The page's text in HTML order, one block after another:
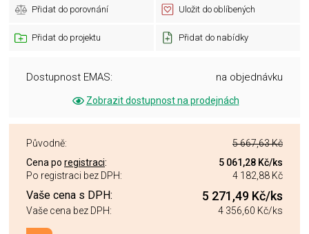
Přidat do porovnání Uložit do oblíbených
Přidat do projektu Přidat do nabídky
Dostupnost EMAS: na objednávku
Zobrazit dostupnost na prodejnách
Původně:
5 667,63 Kč
Cena po registraci: 5 061,28 Kč/ks
Po registraci bez DPH:
4 182,88 Kč
Vaše cena s DPH: 5 271,49 Kč/ks
Vaše cena bez DPH: 4 356,60 Kč/ks